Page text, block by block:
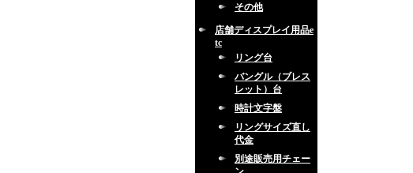
その他
店舗ディスプレイ用品e
tc
リング台
バングル（ブレス
レット）台
時計文字盤
リングサイズ直し
代金
別途販売用チェー